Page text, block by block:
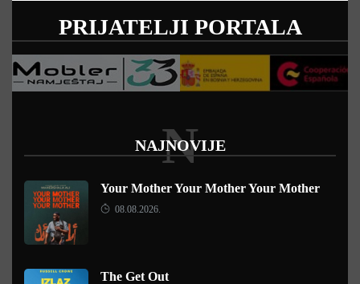
PRIJATELJI PORTALA
NAJNOVIJE
N
Your Mother Your Mother Your Mother
08.08.2026.
The Get Out